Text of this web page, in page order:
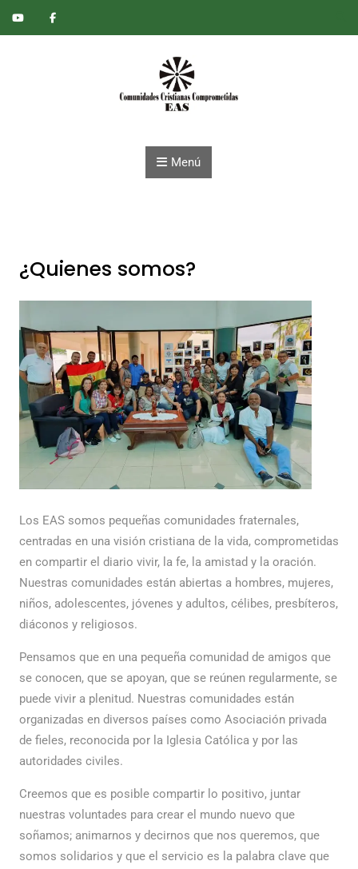
Saltar al contenido
Menú
¿Quienes somos?
Los EAS somos pequeñas comunidades fraternales,
centradas en una visión cristiana de la vida, comprometidas
en compartir el diario vivir, la fe, la amistad y la oración.
Nuestras comunidades están abiertas a hombres, mujeres,
niños, adolescentes, jóvenes y adultos, célibes, presbíteros,
diáconos y religiosos.
Pensamos que en una pequeña comunidad de amigos que
se conocen, que se apoyan, que se reúnen regularmente, se
puede vivir a plenitud. Nuestras comunidades están
organizadas en diversos países como Asociación privada
de fieles, reconocida por la Iglesia Católica y por las
autoridades civiles.
Creemos que es posible compartir lo positivo, juntar
nuestras voluntades para crear el mundo nuevo que
soñamos; animarnos y decirnos que nos queremos, que
somos solidarios y que el servicio es la palabra clave que